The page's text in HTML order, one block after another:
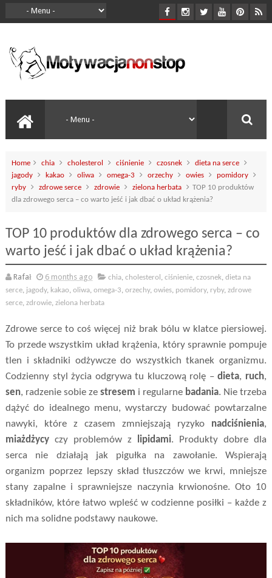
Home chia cholesterol ciśnienie czosnek
dieta na serce
jagody
kakao oliwa omega-3 orzechy owies
pomidory
ryby
zdrowe serce zdrowie zielona herbata
TOP 10 produktów
dla zdrowego serca – co warto jeść i jak dbać o układ krążenia?
TOP 10 produktów dla zdrowego serca – co
warto jeść i jak dbać o układ krążenia?
Rafał 6 months ago chia, cholesterol , ciśnienie, czosnek, dieta na
serce, jagody, kakao, oliwa, omega-3, orzechy, owies, pomidory, ryby, zdrowe
serce, zdrowie, zielona herbata
Zdrowe serce to coś więcej niż brak bólu w klatce piersiowej.
To przede wszystkim układ krążenia, który sprawnie pompuje
tlen i składniki odżywcze do wszystkich tkanek organizmu.
Codzienny styl życia odgrywa tu kluczową rolę –dieta, ruch,
sen, radzenie sobie ze stresem i regularne badania. Nie trzeba
dążyć do idealnego menu, wystarczy budować powtarzalne
nawyki, które z czasem zmniejszają ryzyko nadciśnienia,
miażdżycyczy problemów z lipidami. Produkty dobre dla
serca nie działają jak pigułka na zawołanie. Wspierają
organizm poprzez lepszy skład tłuszczów we krwi, mniejsze
stany zapalne i sprawniejsze naczynia krwionośne. Oto 10
składników, które łatwo wpleść w codzienne posiłki – każde z
nich ma solidne podstawy naukowe.